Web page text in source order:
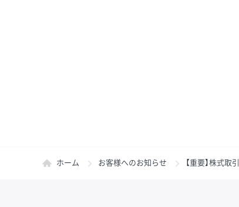
ホーム お客様へのお知らせ 【重要】株式